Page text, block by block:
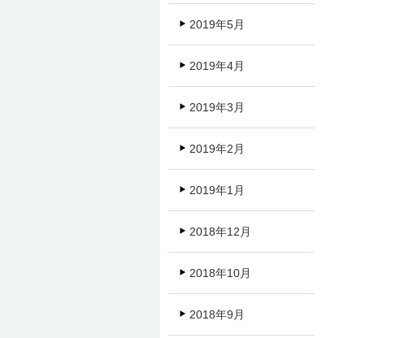
2019年5月
2019年4月
2019年3月
2019年2月
2019年1月
2018年12月
2018年10月
2018年9月